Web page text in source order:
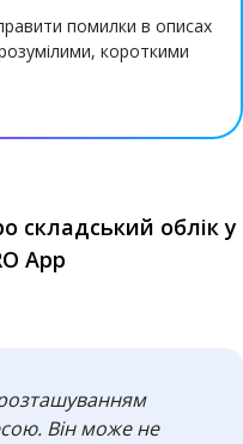
помилки в описах
короткими
складський облік у
App
Він може не